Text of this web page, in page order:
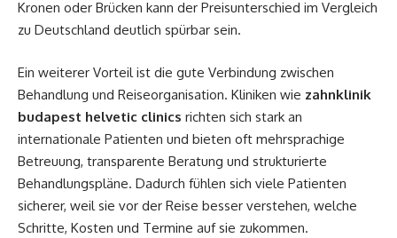
Kronen oder Brücken kann der Preisunterschied im Vergleich
zu Deutschland deutlich spürbar sein.
Ein weiterer Vorteil ist die gute Verbindung zwischen
Behandlung und Reiseorganisation. Kliniken wie zahnklinik
budapest helvetic clinics richten sich stark an
internationale Patienten und bieten oft mehrsprachige
Betreuung, transparente Beratung und strukturierte
Behandlungspläne. Dadurch fühlen sich viele Patienten
sicherer, weil sie vor der Reise besser verstehen, welche
Schritte, Kosten und Termine auf sie zukommen.